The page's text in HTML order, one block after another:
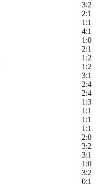
3:2
2:1
1:1
4:1
1:0
2:1
1:2
1:2
3:1
2:4
2:4
1:3
1:1
1:1
1:1
2:0
3:2
3:1
1:0
3:2
0:1